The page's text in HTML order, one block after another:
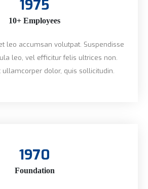
1975
10+ Employees
leo accumsan volutpat. Suspendisse
leo, vel efficitur felis ultrices non.
ullamcorper dolor, quis sollicitudin.
1970
Foundation